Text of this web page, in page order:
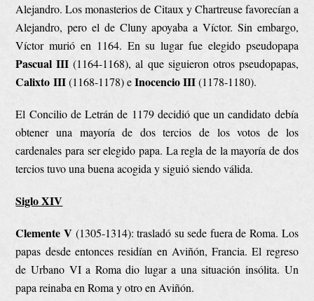
Alejandro. Los monasterios de Citaux y Chartreuse favorecían a
Alejandro, pero el de Cluny apoyaba a Víctor. Sin embargo,
Víctor murió en 1164. En su lugar fue elegido pseudopapa
Pascual III(1164-1168), al que siguieron otros pseudopapas,
Calixto III(1168-1178) eInocencio III(1178-1180).
El Concilio de Letrán de 1179 decidió que un candidato debía
obtener una mayoría de dos tercios de los votos de los
cardenales para ser elegido papa. La regla de la mayoría de dos
tercios tuvo una buena acogida y siguió siendo válida.
Siglo XIV
Clemente V(1305-1314): trasladó su sede fuera de Roma. Los
papas desde entonces residían en Aviñón, Francia. El regreso
de Urbano VI a Roma dio lugar a una situación insólita. Un
papa reinaba en Roma y otro en Aviñón.